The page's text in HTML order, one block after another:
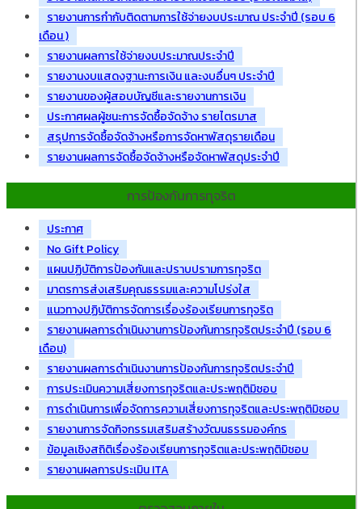
รายงานการกำกับติดตามการใช้จ่ายงบประมาณ ประจำปี (รอบ 6
เดือน )
รายงานผลการใช้จ่ายงบประมาณประจำปี
รายงานงบแสดงฐานะการเงิน และงบอื่นๆ ประจำปี
รายงานของผู้สอบบัญชีและรายงานการเงิน
ประกาศผลผู้ชนะการจัดซื้อจัดจ้าง รายไตรมาส
สรุปการจัดซื้อจัดจ้างหรือการจัดหาพัสดุรายเดือน
รายงานผลการจัดซื้อจัดจ้างหรือจัดหาพัสดุประจำปี
การป้องกันการทุจริต
ประกาศ
No Gift Policy
แผนปฏิบัติการป้องกันและปราบปรามการทุจริต
มาตรการส่งเสริมคุณธรรมและความโปร่งใส
แนวทางปฏิบัติการจัดการเรื่องร้องเรียนการทุจริต
รายงานผลการดำเนินงานการป้องกันการทุจริตประจำปี (รอบ 6
เดือน)
รายงานผลการดำเนินงานการป้องกันการทุจริตประจำปี
การประเมินความเสี่ยงการทุจริตและประพฤติมิชอบ
การดำเนินการเพื่อจัดการความเสี่ยงการทุจริตและประพฤติมิชอบ
รายงานการจัดกิจกรรมเสริมสร้างวัฒนธรรมองค์กร
ข้อมูลเชิงสถิติเรื่องร้องเรียนการทุจริตและประพฤติมิชอบ
รายงานผลการประเมิน ITA